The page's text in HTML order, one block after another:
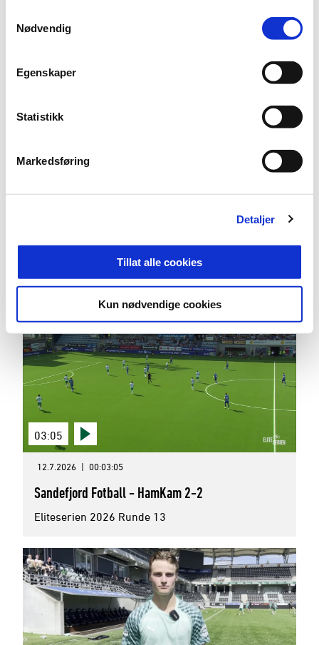
Nødvendig
Egenskaper
Statistikk
Markedsføring
Detaljer
Tillat alle cookies
Kun nødvendige cookies
HamKam - Tromsø 1-4
Eliteserien 2026 Runde 14
03:05
12.7.2026 | 00:03:05
Sandefjord Fotball - HamKam 2-2
Eliteserien 2026 Runde 13